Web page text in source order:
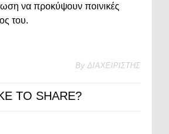
να προκύψουν ποινικές
του.
By ΔΙΑΧΕΙΡΙΣΤΗΣ
TO SHARE?